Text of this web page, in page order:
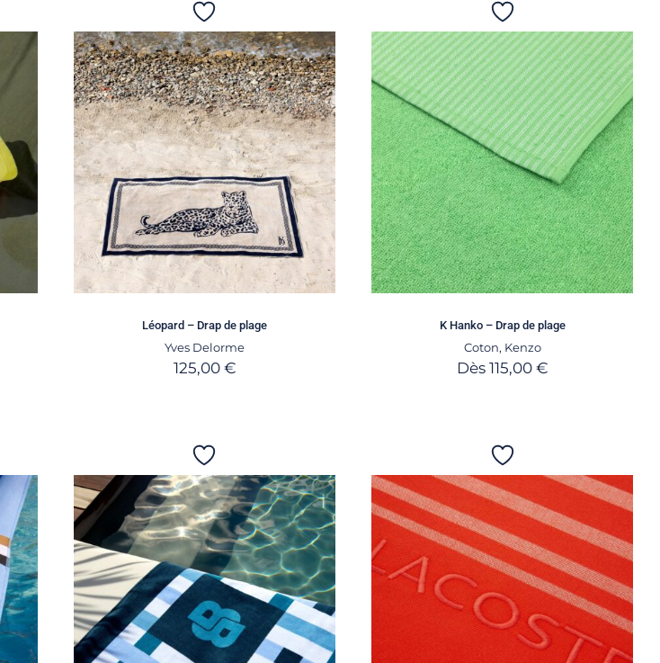
Léopard – Drap de plage
Yves Delorme
125,00 €
K Hanko – Drap de plage
Coton, Kenzo
Dès 115,00 €